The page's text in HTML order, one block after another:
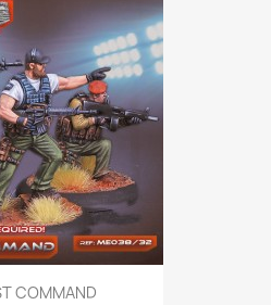
COMMAND